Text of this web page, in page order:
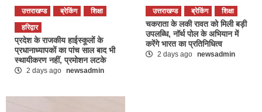
उत्तराखण्ड ब्रेकिंग
शिक्षा
हरिद्वार
प्रदेश के राजकीय हाईस्कूलों के
प्रधानाध्यापकों का पांच साल बाद भी
स्थायीकरण नहीं, प्रमोशन लटके
2 days ago newsadmin
उत्तराखण्ड ब्रेकिंग शिक्षा
चकराता के लकी रावत को मिली बड़ी
उपलब्धि, नॉर्थ पोल के अभियान में
करेंगे भारत का प्रतिनिधित्व
2 days ago newsadmin